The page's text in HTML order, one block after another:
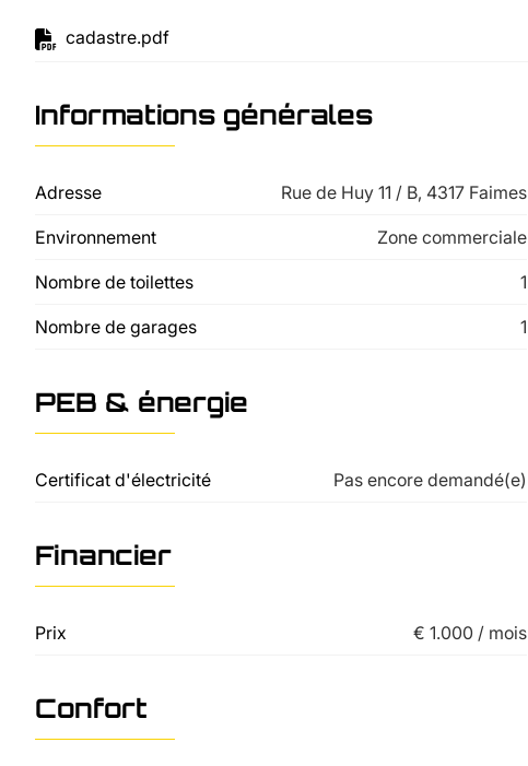
cadastre.pdf
Informations générales
Adresse Rue de Huy 11 / B, 4317 Faimes
Environnement Zone commerciale
Nombre de toilettes 1
Nombre de garages 1
PEB & énergie
Certificat d'électricité Pas encore demandé(e)
Financier
Prix € 1.000 / mois
Confort